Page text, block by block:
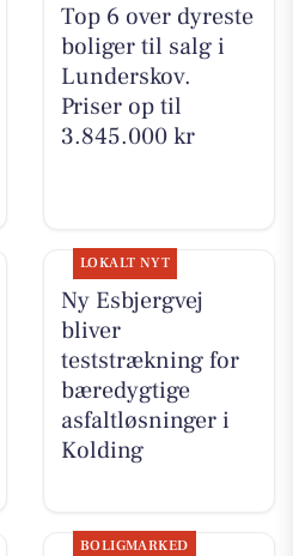
Top 6 over dyreste
boliger til salg i
Lunderskov.
Priser op til
3.845.000 kr
LOKALT NYT
Ny Esbjergvej
bliver
teststrækning for
bæredygtige
asfaltløsninger i
Kolding
BOLIGMARKED